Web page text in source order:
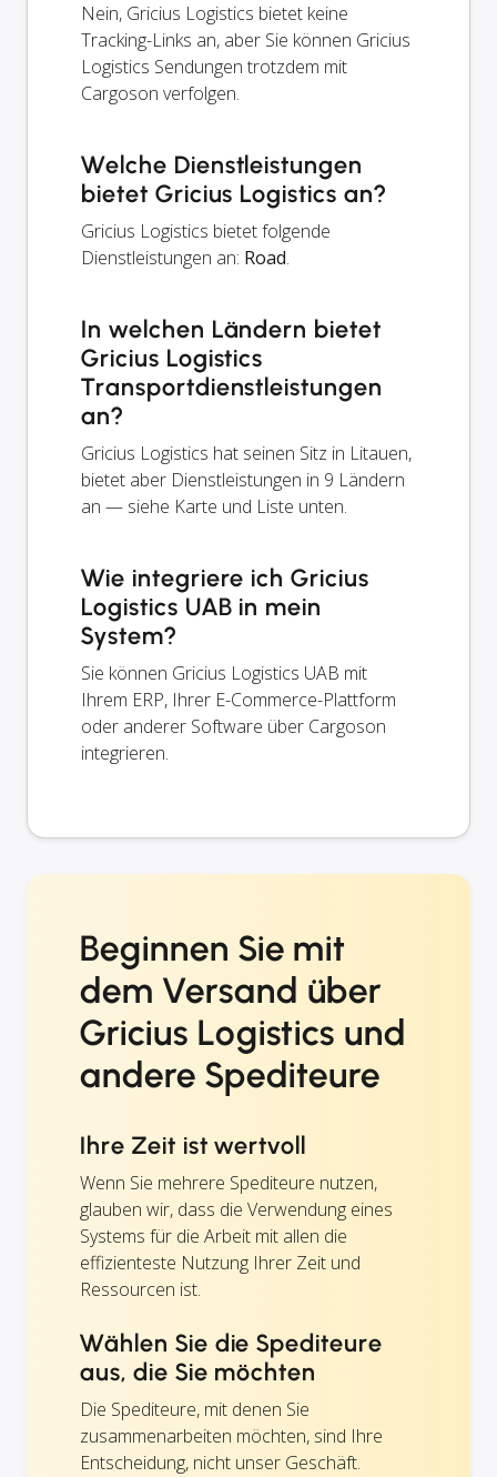
Nein, Gricius Logistics bietet keine
Tracking-Links an, aber Sie können Gricius
Logistics Sendungen trotzdem mit
Cargoson verfolgen.
Welche Dienstleistungen
bietet Gricius Logistics an?
Gricius Logistics bietet folgende
Dienstleistungen an: Road.
In welchen Ländern bietet
Gricius Logistics
Transportdienstleistungen
an?
Gricius Logistics hat seinen Sitz in Litauen,
bietet aber Dienstleistungen in 9 Ländern
an — siehe Karte und Liste unten.
Wie integriere ich Gricius
Logistics UAB in mein
System?
Sie können Gricius Logistics UAB mit
Ihrem ERP, Ihrer E-Commerce-Plattform
oder anderer Software über Cargoson
integrieren.
Beginnen Sie mit
dem Versand über
Gricius Logistics und
andere Spediteure
Ihre Zeit ist wertvoll
Wenn Sie mehrere Spediteure nutzen,
glauben wir, dass die Verwendung eines
Systems für die Arbeit mit allen die
effizienteste Nutzung Ihrer Zeit und
Ressourcen ist.
Wählen Sie die Spediteure
aus, die Sie möchten
Die Spediteure, mit denen Sie
zusammenarbeiten möchten, sind Ihre
Entscheidung, nicht unser Geschäft.